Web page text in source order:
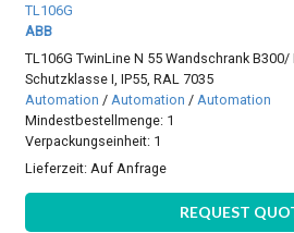
TL106G
ABB
TL106G TwinLine N 55 Wandschrank
Schutzklasse I, IP55, RAL 7035
Automation / Automation / Automation
Mindestbestellmenge: 1
Verpackungseinheit: 1
Lieferzeit:Auf Anfrage
REQUEST